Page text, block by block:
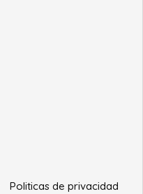
Politicas de privacidad